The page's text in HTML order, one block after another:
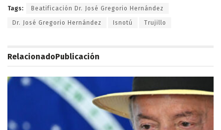
Tags: Beatificación Dr. José Gregorio Hernández
Dr. José Gregorio Hernández Isnotú Trujillo
RelacionadoPublicación